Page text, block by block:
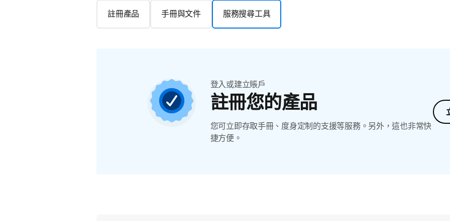
註冊產品 手冊與文件 服務搜尋工具
登入或建立賬戶
註冊您的產品
您可立即存取手冊、度身定制的支援等服務。另外，這也非常快
捷方便。